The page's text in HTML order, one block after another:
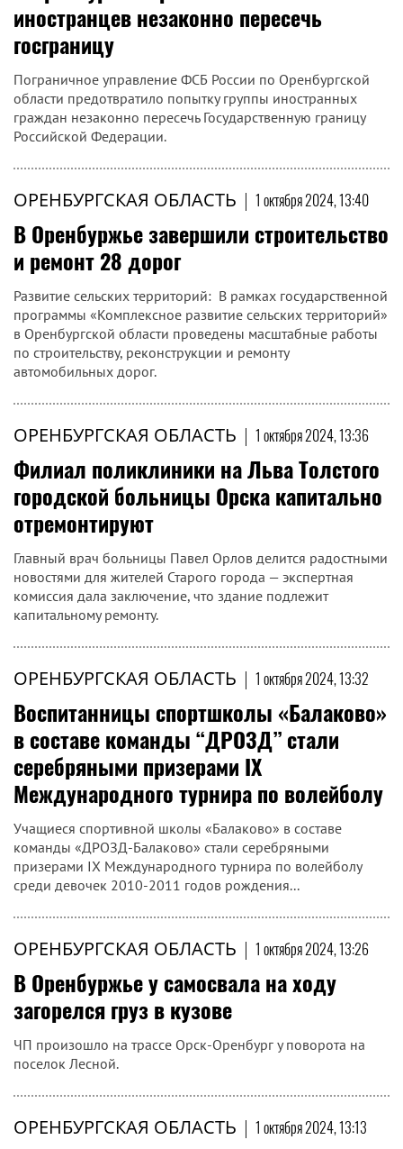
иностранцев незаконно пересечь
госграницу
Пограничное управление ФСБ России по Оренбургской
области предотвратило попытку группы иностранных
граждан незаконно пересечь Государственную границу
Российской Федерации.
ОРЕНБУРГСКАЯ ОБЛАСТЬ | 1 октября 2024, 13:40
В Оренбуржье завершили строительство
и ремонт 28 дорог
Развитие сельских территорий: В рамках государственной
программы «Комплексное развитие сельских территорий»
в Оренбургской области проведены масштабные работы
по строительству, реконструкции и ремонту
автомобильных дорог.
ОРЕНБУРГСКАЯ ОБЛАСТЬ | 1 октября 2024, 13:36
Филиал поликлиники на Льва Толстого
городской больницы Орска капитально
отремонтируют
Главный врач больницы Павел Орлов делится радостными
новостями для жителей Старого города — экспертная
комиссия дала заключение, что здание подлежит
капитальному ремонту.
ОРЕНБУРГСКАЯ ОБЛАСТЬ | 1 октября 2024, 13:32
Воспитанницы спортшколы «Балаково»
в составе команды “ДРОЗД” стали
серебряными призерами IX
Международного турнира по волейболу
Учащиеся спортивной школы «Балаково» в составе
команды «ДРОЗД-Балаково» стали серебряными
призерами IX Международного турнира по волейболу
среди девочек 2010-2011 годов рождения...
ОРЕНБУРГСКАЯ ОБЛАСТЬ | 1 октября 2024, 13:26
В Оренбуржье у самосвала на ходу
загорелся груз в кузове
ЧП произошло на трассе Орск-Оренбург у поворота на
поселок Лесной.
ОРЕНБУРГСКАЯ ОБЛАСТЬ | 1 октября 2024, 13:13